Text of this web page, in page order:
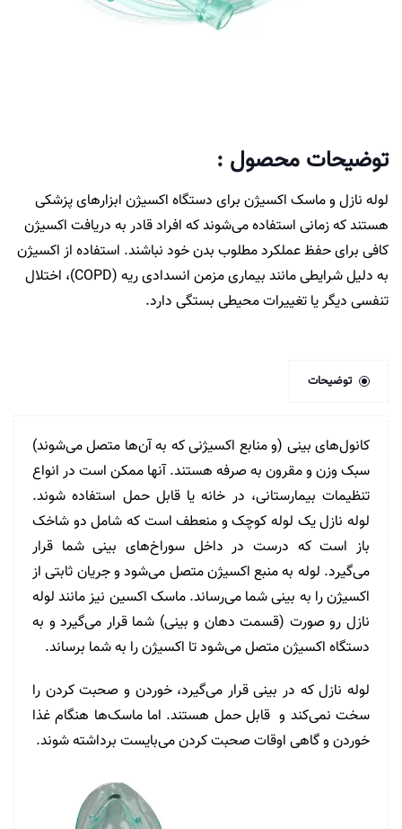
توضیحات محصول :
لوله نازل و ماسک اکسیژن برای دستگاه اکسیژن ابزارهای پزشکی
هستند که زمانی استفاده می‌شوند که افراد قادر به دریافت اکسیژن
کافی برای حفظ عملکرد مطلوب بدن خود نباشند. استفاده از اکسیژن
به دلیل شرایطی مانند بیماری مزمن انسدادی ریه (COPD)، اختلال
تنفسی دیگر یا تغییرات محیطی بستگی دارد.
توضیحات
کانول‌های بینی (و منابع اکسیژنی که به آن‌ها متصل می‌شوند)
سبک وزن و مقرون به صرفه هستند. آنها ممکن است در انواع
تنظیمات بیمارستانی، در خانه یا قابل حمل استفاده شوند.
لوله نازل یک لوله کوچک و منعطف است که شامل دو شاخک
باز است که درست در داخل سوراخ‌های بینی شما قرار
می‌گیرد. لوله به منبع اکسیژن متصل می‌شود و جریان ثابتی از
اکسیژن را به بینی شما می‌رساند. ماسک اکسین نیز مانند لوله
نازل رو صورت (قسمت دهان و بینی) شما قرار می‌گیرد و به
دستگاه اکسیژن متصل می‌شود تا اکسیژن را به شما برساند.
لوله نازل که در بینی قرار می‌گیرد، خوردن و صحبت کردن را
سخت نمی‌کند و قابل حمل هستند. اما ماسک‌ها هنگام غذا
خوردن و گاهی اوقات صحبت کردن می‌بایست برداشته شوند.